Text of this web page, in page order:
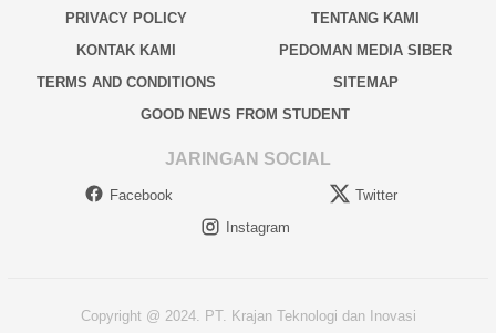
PRIVACY POLICY
TENTANG KAMI
KONTAK KAMI
PEDOMAN MEDIA SIBER
TERMS AND CONDITIONS
SITEMAP
GOOD NEWS FROM STUDENT
JARINGAN SOCIAL
Facebook
Twitter
Instagram
Copyright @ 2024. PT. Krajan Teknologi dan Inovasi